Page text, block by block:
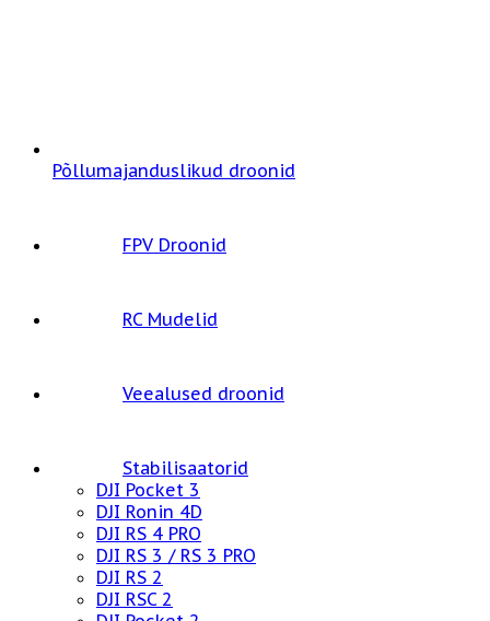
Põllumajanduslikud droonid
FPV Droonid
RC Mudelid
Veealused droonid
Stabilisaatorid
DJI Pocket 3
DJI Ronin 4D
DJI RS 4 PRO
DJI RS 3 / RS 3 PRO
DJI RS 2
DJI RSC 2